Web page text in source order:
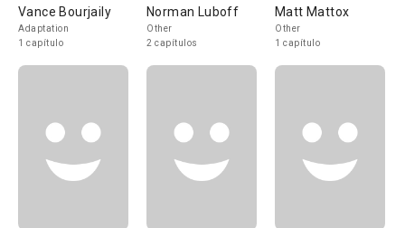
Vance Bourjaily
Adaptation
1 capítulo
Norman Luboff
Other
2 capítulos
Matt Mattox
Other
1 capítulo